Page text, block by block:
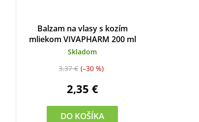
Balzam na vlasy s kozím
mliekom VIVAPHARM 200 ml
Skladom
2,35 €
3,37 € (–30 %)
DO KOŠÍKA